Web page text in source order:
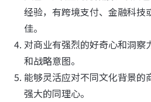
经验，有跨境支付、金融科技
佳。
对商业有强烈的好奇心和洞察
和战略意图。
能够灵活应对不同文化背景的
强大的同理心。